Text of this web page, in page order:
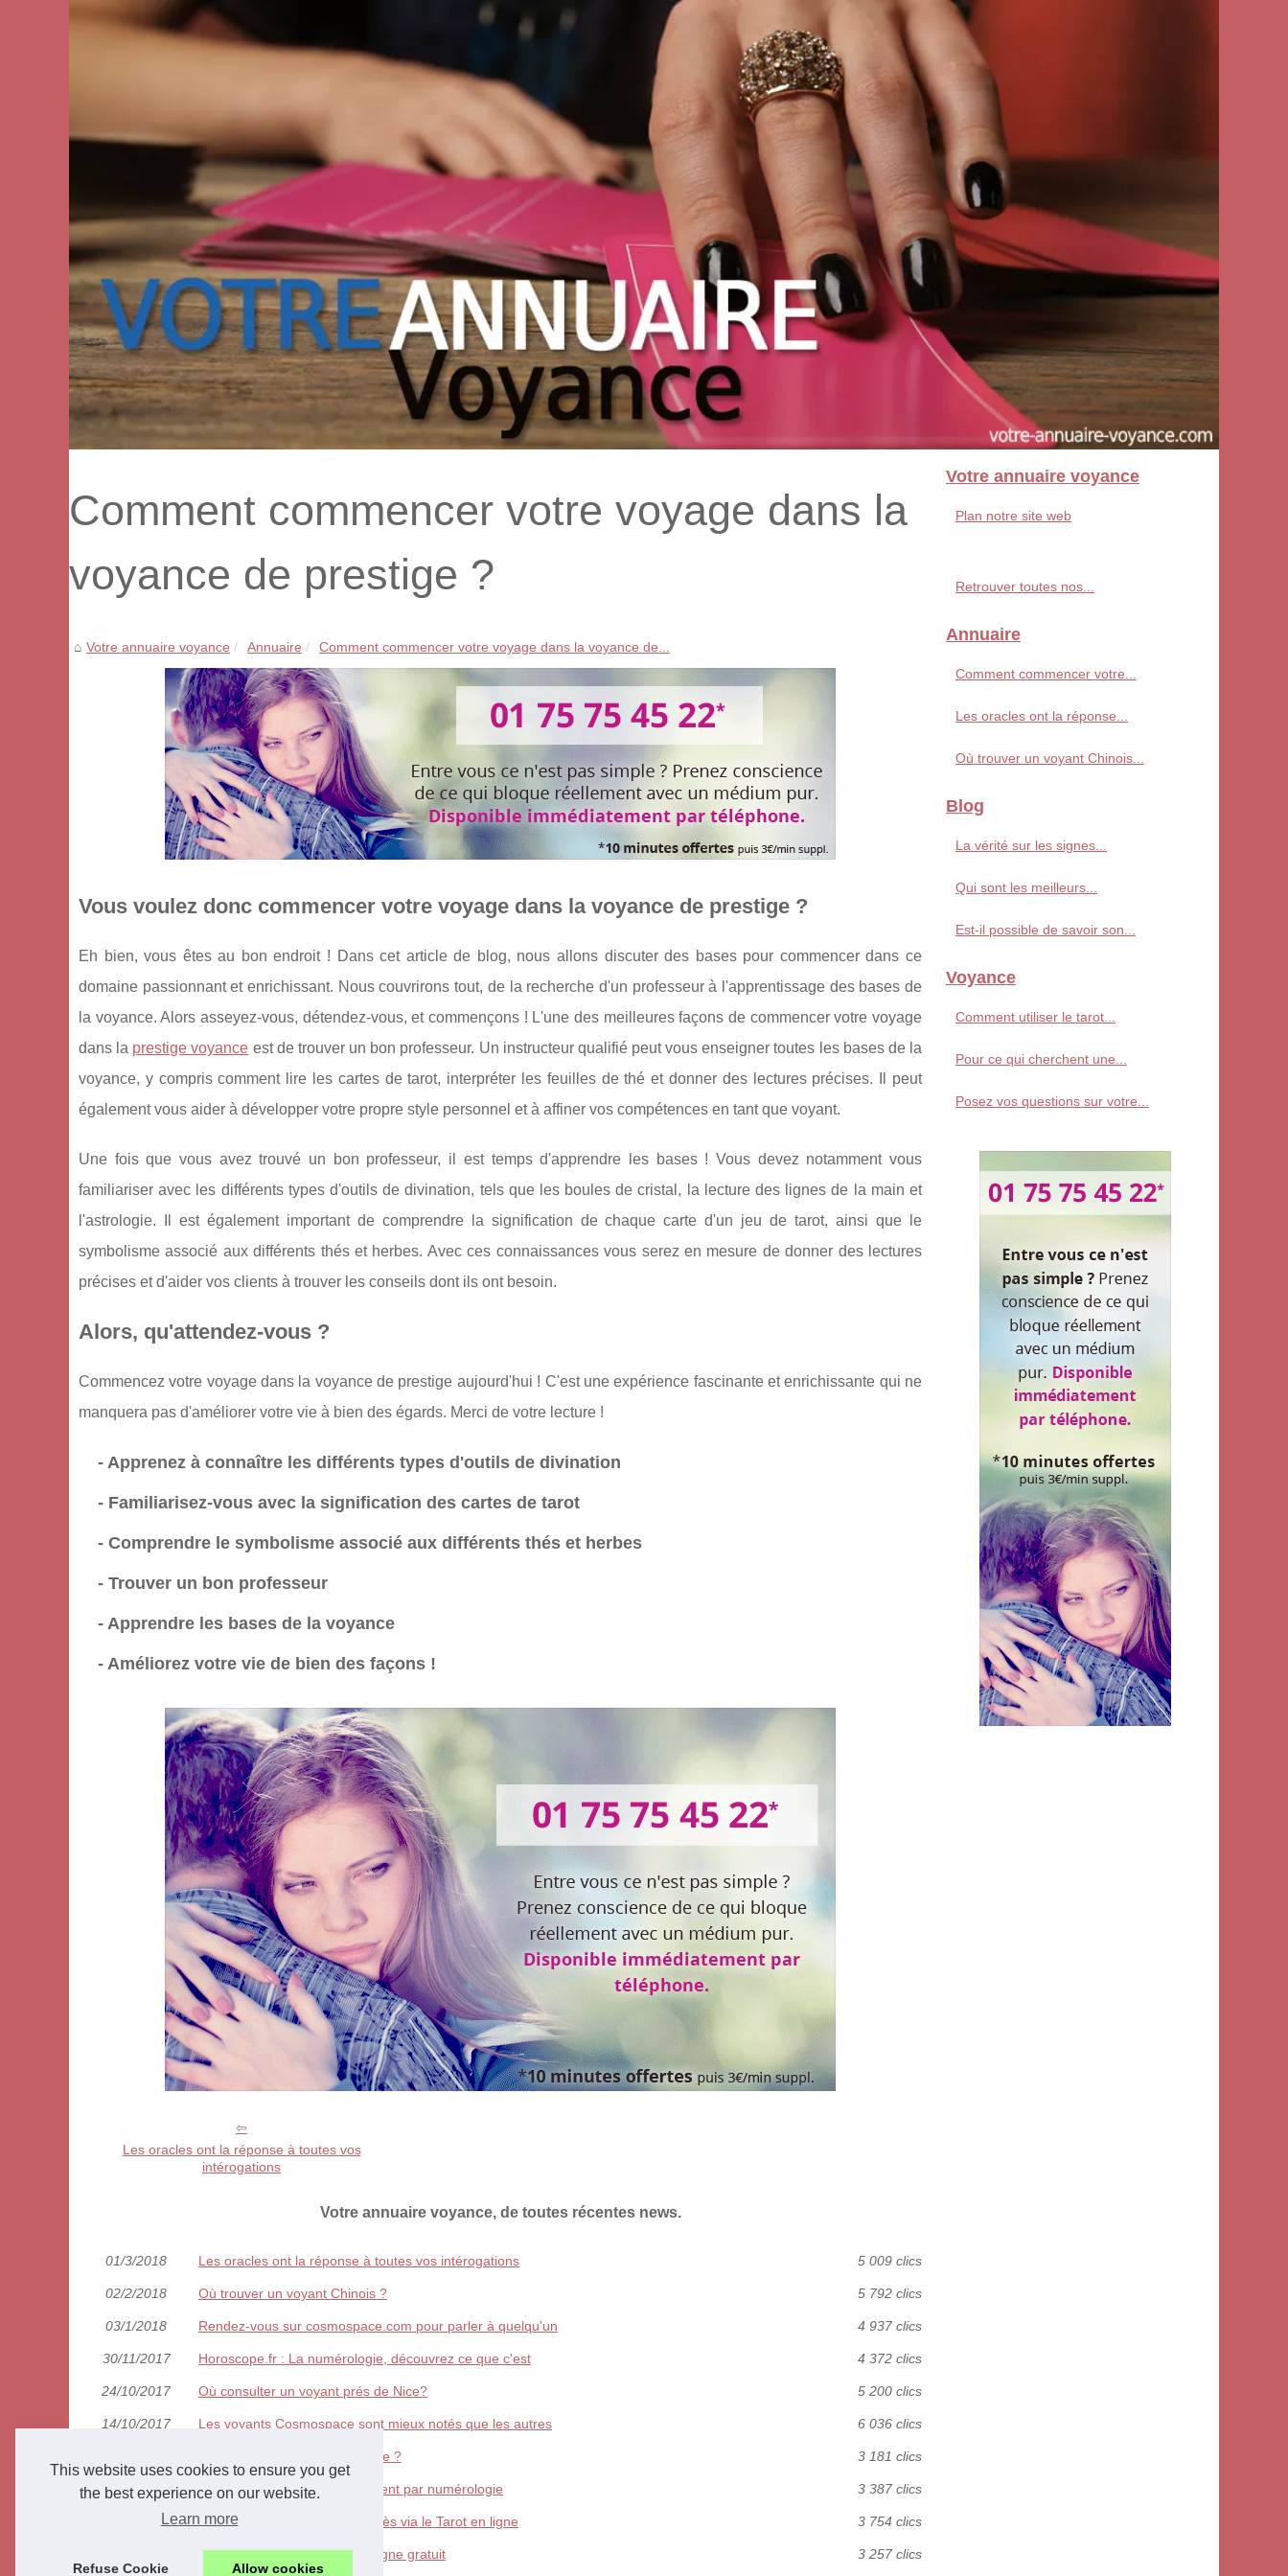
This website uses cookies to ensure you get
the best experience on our website.
Learn more
Refuse Cookie Allow cookies
Comment commencer votre voyage dans la
voyance de prestige ?
Votre annuaire voyance Annuaire Comment commencer votre voyage dans la voyance de...
Vous voulez donc commencer votre voyage dans la voyance de prestige ?
Eh bien, vous êtes au bon endroit ! Dans cet article de blog, nous allons discuter des bases pour commencer dans ce
domaine passionnant et enrichissant. Nous couvrirons tout, de la recherche d'un professeur à l'apprentissage des bases de
la voyance. Alors asseyez-vous, détendez-vous, et commençons ! L'une des meilleures façons de commencer votre voyage
dans la prestige voyance est de trouver un bon professeur. Un instructeur qualifié peut vous enseigner toutes les bases de la
voyance, y compris comment lire les cartes de tarot, interpréter les feuilles de thé et donner des lectures précises. Il peut
également vous aider à développer votre propre style personnel et à affiner vos compétences en tant que voyant.
Une fois que vous avez trouvé un bon professeur, il est temps d'apprendre les bases ! Vous devez notamment vous
familiariser avec les différents types d'outils de divination, tels que les boules de cristal, la lecture des lignes de la main et
l'astrologie. Il est également important de comprendre la signification de chaque carte d'un jeu de tarot, ainsi que le
symbolisme associé aux différents thés et herbes. Avec ces connaissances vous serez en mesure de donner des lectures
précises et d'aider vos clients à trouver les conseils dont ils ont besoin.
Alors, qu'attendez-vous ?
Commencez votre voyage dans la voyance de prestige aujourd'hui ! C'est une expérience fascinante et enrichissante qui ne
manquera pas d'améliorer votre vie à bien des égards. Merci de votre lecture !
- Apprenez à connaître les différents types d'outils de divination
- Familiarisez-vous avec la signification des cartes de tarot
- Comprendre le symbolisme associé aux différents thés et herbes
- Trouver un bon professeur
- Apprendre les bases de la voyance
- Améliorez votre vie de bien des façons !
Les oracles ont la réponse à toutes vos
intérogations
Votre annuaire voyance, de toutes récentes news.
01/3/2018 Les oracles ont la réponse à toutes vos intérogations 5 009 clics
02/2/2018 Où trouver un voyant Chinois ? 5 792 clics
03/1/2018 Rendez-vous sur cosmospace.com pour parler à quelqu'un 4 937 clics
30/11/2017 Horoscope.fr : La numérologie, découvrez ce que c'est 4 372 clics
24/10/2017 Où consulter un voyant prés de Nice? 5 200 clics
14/10/2017 Les voyants Cosmospace sont mieux notés que les autres 6 036 clics
Quel service avec Cosmospace ? 3 181 clics
12/9/2017 Un voyant qui travaille seulement par numérologie 3 387 clics
03/9/2017 Les secrets de vos futurs succès via le Tarot en ligne 3 754 clics
Votre cabinet de voyance en ligne gratuit 3 257 clics
Votre annuaire voyance
Plan notre site web
Retrouver toutes nos...
Annuaire
Comment commencer votre...
Les oracles ont la réponse...
Où trouver un voyant Chinois...
Blog
La vérité sur les signes...
Qui sont les meilleurs...
Est-il possible de savoir son...
Voyance
Comment utiliser le tarot...
Pour ce qui cherchent une...
Posez vos questions sur votre...